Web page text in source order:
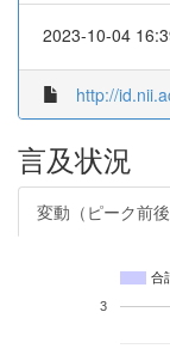
2023-10-04
http://
言及状況
変動（ピーク前後
合
3